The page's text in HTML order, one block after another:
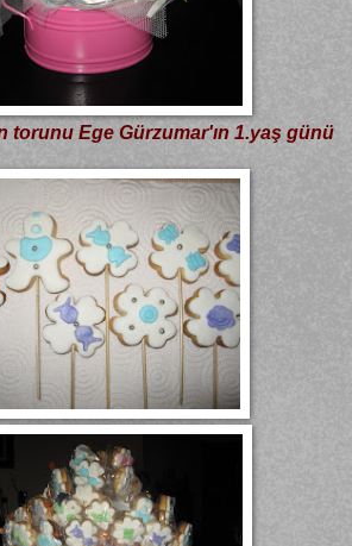
torunu Ege Gürzumar'ın 1.yaş günü